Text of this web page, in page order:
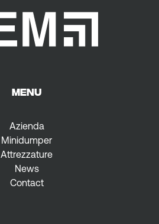
MENU
Azienda
Minidumper
Attrezzature
News
Contact